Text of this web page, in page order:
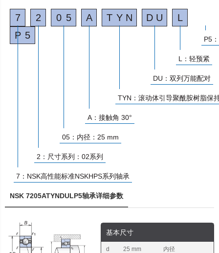
7 2 0 5 A T Y N D U
L
P 5
7：NSK高性能标准NSKHPS系列轴承
2：尺寸系列：02系列
05：内径：25 mm
A：接触角 30°
TYN：滚动体引导聚酰胺树脂保
DU：双列万能配对
L：轻预紧
P5
NSK 7205ATYNDULP5轴承详细参数
基本尺寸
d 25 mm 内径